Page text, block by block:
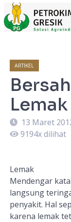
ARTIKEL
Lemak
13 Maret
9194x dilihat
Lemak
Mendengar kata
langsung
penyakit. Hal
karena lemak